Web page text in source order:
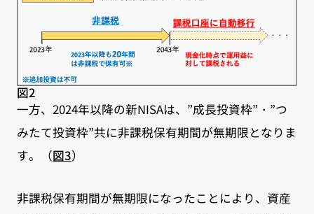
図2
一方、2024年以降の新NISAは、”成長投資枠”・”つ
みたて投資枠”共に非課税保有期間が無期限となりま
す。（図3）
非課税保有期間が無期限になったことにより、資産